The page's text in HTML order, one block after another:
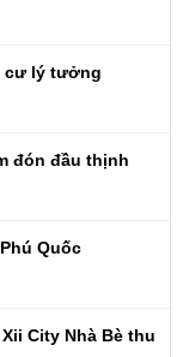
cư lý tưởng
đón đầu thịnh
Quốc
City Nhà Bè thu